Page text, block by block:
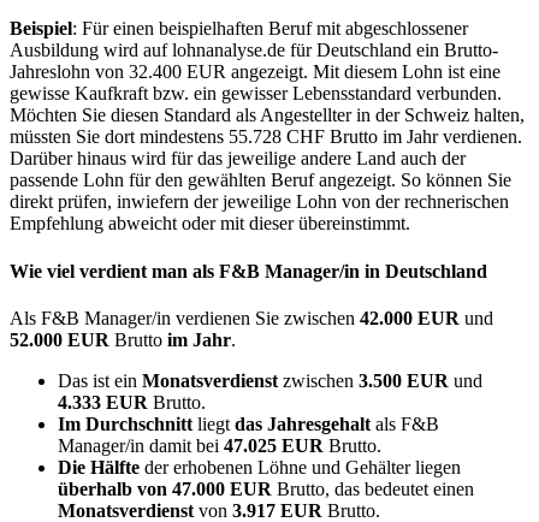
Beispiel: Für einen beispielhaften Beruf mit abgeschlossener
Ausbildung wird auf lohnanalyse.de für Deutschland ein Brutto-
Jahreslohn von 32.400 EUR angezeigt. Mit diesem Lohn ist eine
gewisse Kaufkraft bzw. ein gewisser Lebensstandard verbunden.
Möchten Sie diesen Standard als Angestellter in der Schweiz halten,
müssten Sie dort mindestens 55.728 CHF Brutto im Jahr verdienen.
Darüber hinaus wird für das jeweilige andere Land auch der
passende Lohn für den gewählten Beruf angezeigt. So können Sie
direkt prüfen, inwiefern der jeweilige Lohn von der rechnerischen
Empfehlung abweicht oder mit dieser übereinstimmt.
Wie viel verdient man als F&B Manager/in in Deutschland
Als F&B Manager/in verdienen Sie zwischen 42.000 EUR und
52.000 EUR Brutto im Jahr.
Das ist ein Monatsverdienst zwischen 3.500 EUR und
4.333 EUR Brutto.
Im Durchschnitt liegt das Jahresgehalt als F&B
Manager/in damit bei 47.025 EUR Brutto.
Die Hälfte der erhobenen Löhne und Gehälter liegen
überhalb von 47.000 EUR Brutto, das bedeutet einen
Monatsverdienst von 3.917 EUR Brutto.